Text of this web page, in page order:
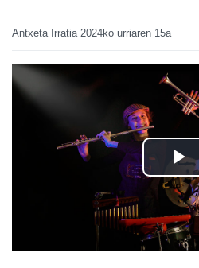
Antxeta Irratia 2024ko urriaren 15a